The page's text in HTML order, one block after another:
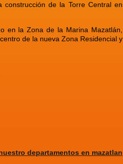
de la Torre Central en
en la Zona de la Marina Mazatlán,
de la nueva Zona Residencial y
departamentos en mazatlan